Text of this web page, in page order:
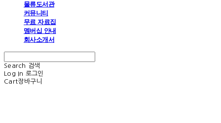
물류도서관
커뮤니티
무료 자료집
멤버십 안내
회사소개서
Search
검색
Log In 로그인
Cart장바구니